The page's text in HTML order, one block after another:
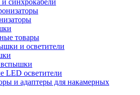
синхрокабели
товары
и осветители
LED осветители
и адаптеры для накамерных